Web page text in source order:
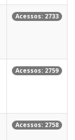
Acessos: 2733
Acessos: 2759
Acessos: 2758